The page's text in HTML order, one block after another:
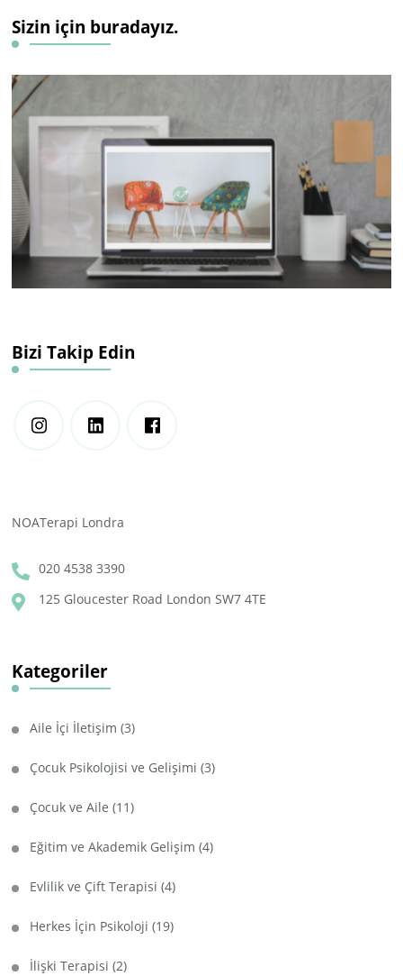
Sizin için buradayız.
Bizi Takip Edin
NOATerapi Londra
020 4538 3390
125 Gloucester Road London SW7 4TE
Kategoriler
Aile İçi İletişim (3)
Çocuk Psikolojisi ve Gelişimi (3)
Çocuk ve Aile (11)
Eğitim ve Akademik Gelişim (4)
Evlilik ve Çift Terapisi (4)
Herkes İçin Psikoloji (19)
İlişki Terapisi (2)